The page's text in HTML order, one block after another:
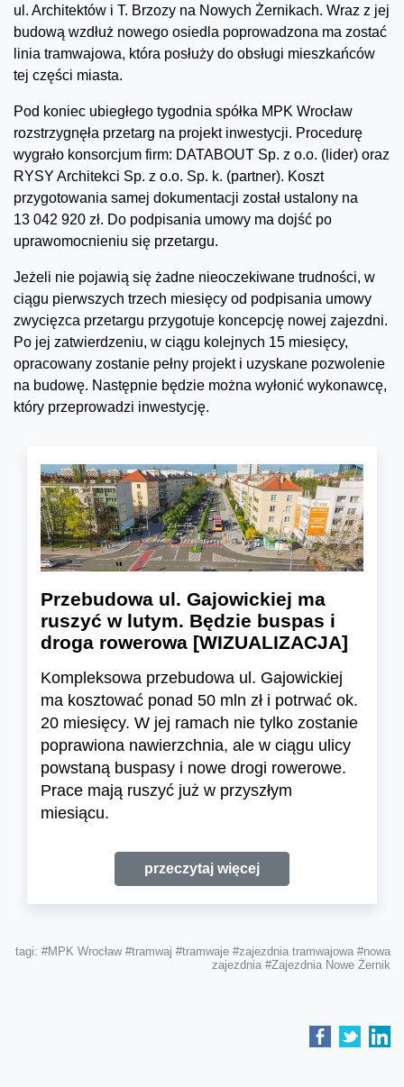
ul. Architektów i T. Brzozy na Nowych Żernikach. Wraz z jej
budową wzdłuż nowego osiedla poprowadzona ma zostać
linia tramwajowa, która posłuży do obsługi mieszkańców
tej części miasta.
Pod koniec ubiegłego tygodnia spółka MPK Wrocław
rozstrzygnęła przetarg na projekt inwestycji. Procedurę
wygrało konsorcjum firm: DATABOUT Sp. z o.o. (lider) oraz
RYSY Architekci Sp. z o.o. Sp. k. (partner). Koszt
przygotowania samej dokumentacji został ustalony na
13 042 920 zł. Do podpisania umowy ma dojść po
uprawomocnieniu się przetargu.
Jeżeli nie pojawią się żadne nieoczekiwane trudności, w
ciągu pierwszych trzech miesięcy od podpisania umowy
zwycięzca przetargu przygotuje koncepcję nowej zajezdni.
Po jej zatwierdzeniu, w ciągu kolejnych 15 miesięcy,
opracowany zostanie pełny projekt i uzyskane pozwolenie
na budowę. Następnie będzie można wyłonić wykonawcę,
który przeprowadzi inwestycję.
Przebudowa ul. Gajowickiej ma
ruszyć w lutym. Będzie buspas i
droga rowerowa [WIZUALIZACJA]
Kompleksowa przebudowa ul. Gajowickiej
ma kosztować ponad 50 mln zł i potrwać ok.
20 miesięcy. W jej ramach nie tylko zostanie
poprawiona nawierzchnia, ale w ciągu ulicy
powstaną buspasy i nowe drogi rowerowe.
Prace mają ruszyć już w przyszłym
miesiącu.
przeczytaj więcej
tagi: #MPK Wrocław #tramwaj #tramwaje #zajezdnia tramwajowa #nowa
zajezdnia #Zajezdnia Nowe Żernik